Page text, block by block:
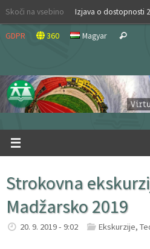
Skip
content
Skoči na vsebino Izjava o dostopnosti
GDPR 360 Magyar Search
Strokovna
Madžarsko 2019
20. 9. 2019 - 9:02 Ekskurzije,